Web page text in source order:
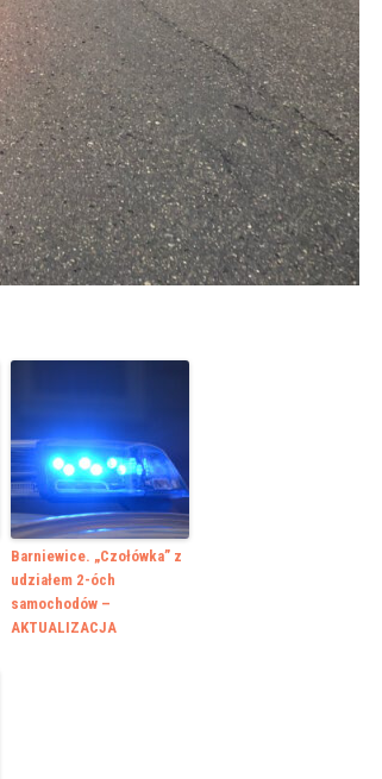
Barniewice. „Czołówka” z
udziałem 2-óch
samochodów –
AKTUALIZACJA